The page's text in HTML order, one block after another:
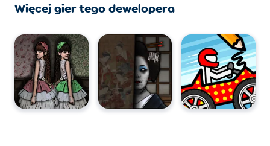
Więcej gier tego dewelopera